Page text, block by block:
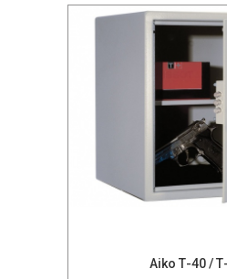
Aiko Т-40 /